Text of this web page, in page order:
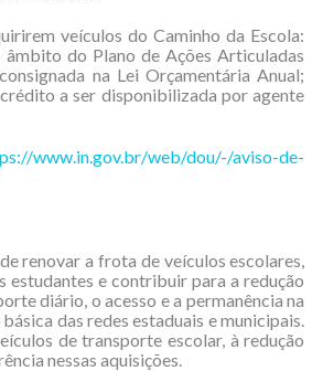
veículos do Caminho da Escola:
do Plano de Ações Articuladas
na Lei Orçamentária Anual;
a ser disponibilizada por agente
www.in.gov.br/web/dou/-/aviso-de-
renovar a frota de veículos escolares,
estudantes e contribuir para a redução
diário, o acesso e a permanência na
das redes estaduais e municipais.
de transporte escolar, à redução
nessas aquisições.